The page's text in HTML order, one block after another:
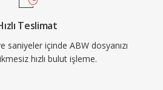
Teslimat
saniyeler içinde ABW dosyanızı
hızlı bulut işleme.